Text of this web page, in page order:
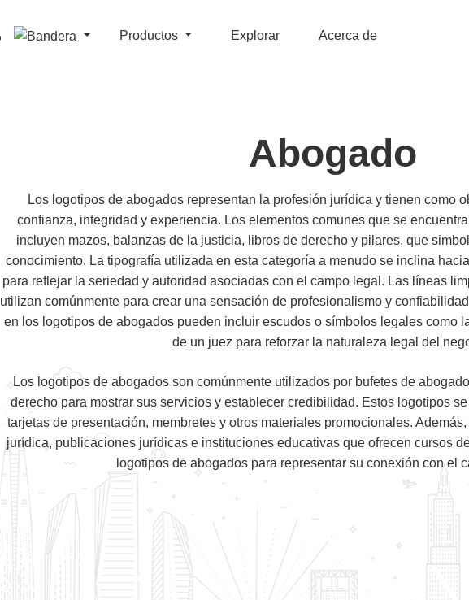
Productos Explorar Acerca de
Abogado
Los logotipos de abogados representan la profesión jurídica y tienen como
confianza, integridad y experiencia. Los elementos comunes que se
incluyen mazos, balanzas de la justicia, libros de derecho y pilares, que
conocimiento. La tipografía utilizada en esta categoría a menudo se inclina
para reflejar la seriedad y autoridad asociadas con el campo legal. Las líneas
utilizan comúnmente para crear una sensación de profesionalismo y
en los logotipos de abogados pueden incluir escudos o símbolos legales como
de un juez para reforzar la naturaleza legal del
Los logotipos de abogados son comúnmente utilizados por bufetes de
derecho para mostrar sus servicios y establecer credibilidad. Estos logotipos
tarjetas de presentación, membretes y otros materiales promocionales.
jurídica, publicaciones jurídicas e instituciones educativas que ofrecen cursos
logotipos de abogados para representar su conexión con el